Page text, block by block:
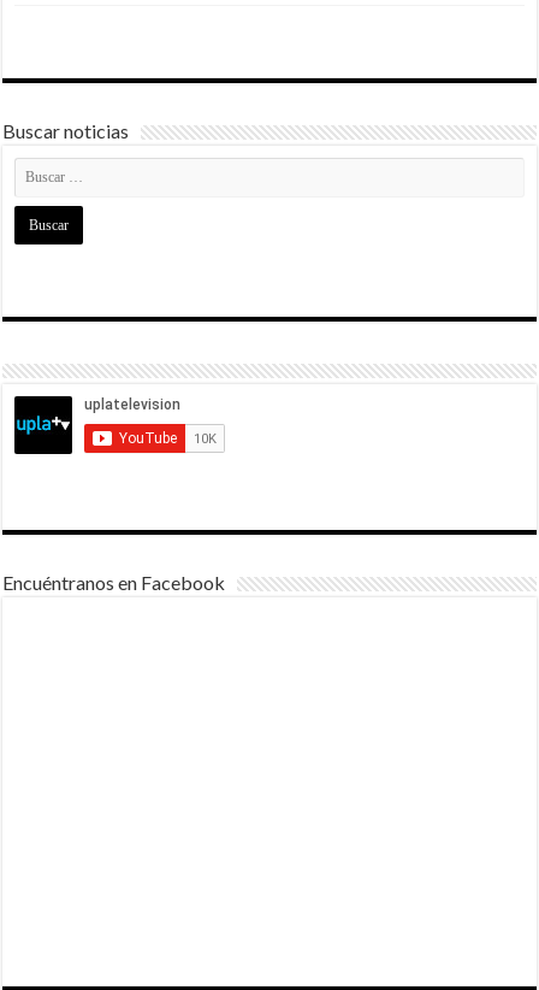
Buscar noticias
Encuéntranos en Facebook